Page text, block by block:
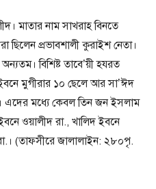
মাতার নাম সাখরাহ বিনতে
ছিলেন প্রভাবশালী কুরাইশ নেতা।
অন্যতম। বিশিষ্ট তাবে’য়ী হযরত
মুগীরার ১০ ছেলে আর সা’ঈদ
মধ্যে কেবল তিন জন ইসলাম
ওয়ালীদ রা., খালিদ ইবনে
(তাফসীরে জালালাইন: ২৮০পৃ.